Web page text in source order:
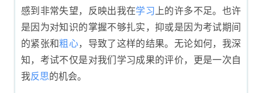
感到非常失望，反映出我在学习 上的许多不足。也许
是因为对知识的掌握不够扎实，抑或是因为考试期间
的紧张和粗心，导致了这样的结果。无论如何，我深
知，考试不仅是对我们学习成果的评价，更是一次自
我反思的机会。